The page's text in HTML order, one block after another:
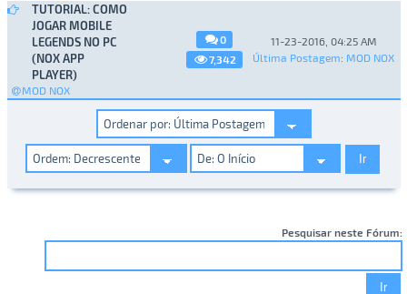
TUTORIAL: COMO
JOGAR MOBILE
LEGENDS NO PC
(NOX APP
PLAYER)
MOD NOX
0
7,342
11-23-2016, 04:25 AM
Última Postagem: MOD NOX
Pesquisar neste Fórum: